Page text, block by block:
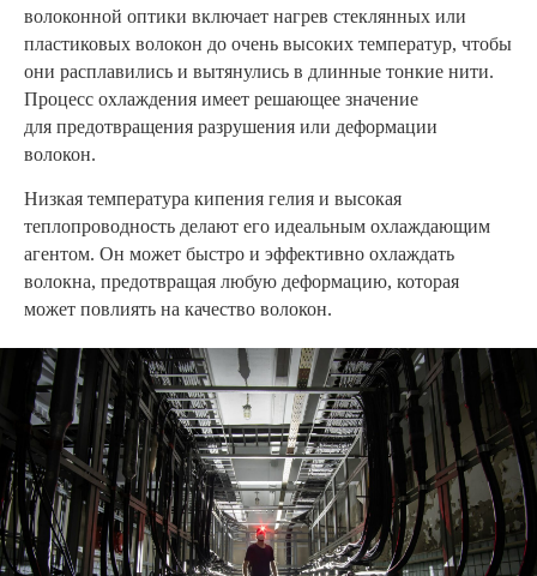
волоконной оптики включает нагрев стеклянных или
пластиковых волокон до очень высоких температур, чтобы
они расплавились и вытянулись в длинные тонкие нити.
Процесс охлаждения имеет решающее значение
для предотвращения разрушения или деформации
волокон.
Низкая температура кипения гелия и высокая
теплопроводность делают его идеальным охлаждающим
агентом. Он может быстро и эффективно охлаждать
волокна, предотвращая любую деформацию, которая
может повлиять на качество волокон.